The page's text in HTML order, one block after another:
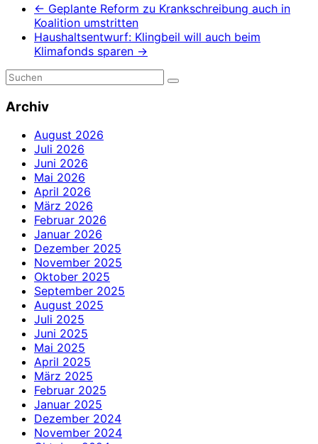
← Geplante Reform zu Krankschreibung auch in
Koalition umstritten
Haushaltsentwurf: Klingbeil will auch beim
Klimafonds sparen →
Archiv
August 2026
Juli 2026
Juni 2026
Mai 2026
April 2026
März 2026
Februar 2026
Januar 2026
Dezember 2025
November 2025
Oktober 2025
September 2025
August 2025
Juli 2025
Juni 2025
Mai 2025
April 2025
März 2025
Februar 2025
Januar 2025
Dezember 2024
November 2024